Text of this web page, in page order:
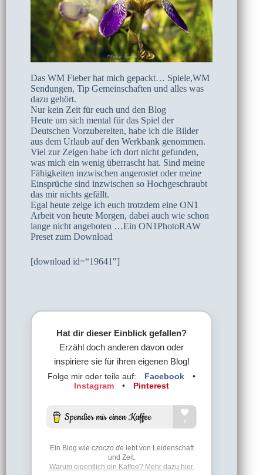
Das WM Fieber hat mich gepackt… Spiele,WM
Sendungen, Tip Gemeinschaften und alles was
dazu gehört.
Nur kein Zeit für euch und den Blog
Heute um sich mental für das Spiel der
Deutschen Vorzubereiten, habe ich die Bilder
aus dem Urlaub auf den Werkbank genommen.
Viel zur Zeigen habe ich dort nicht gefunden,
was mich ein wenig überrascht hat. Sind meine
Fähigkeiten inzwischen angerostet oder meine
Einsprüche sind inzwischen so Hochgeschraubt
das mir nichts gefällt.
Egal heute zeige ich euch trotzdem eine ON1
Arbeit von heute Morgen, dabei auch wie schon
lange nicht angeboten …Ein ON1PhotoRAW
Preset zum Download
[download id=“19641″]
Hat dir dieser Einblick gefallen?
Erzähl doch anderen davon oder
inspiriere sie für ihren eigenen Blog!
Folge mir oder teile auf: Facebook
•
Instagram
• Pinterest
Ein Blog wie czoczo.delebt von Leidenschaft
und Zeit.
Warum eigentlich ein Kaffee? Mehr dazu hier.